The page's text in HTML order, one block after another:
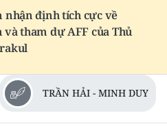
nhận định tích cực về
tham dự AFF của Thủ
TRẦN HẢI - MINH DUY